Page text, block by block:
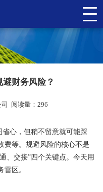
财务风险？
阅读量：296
省心，但稍不留意就可能踩
费等。规避风险的核心不是
、交接”四个关键点。今天用
区。